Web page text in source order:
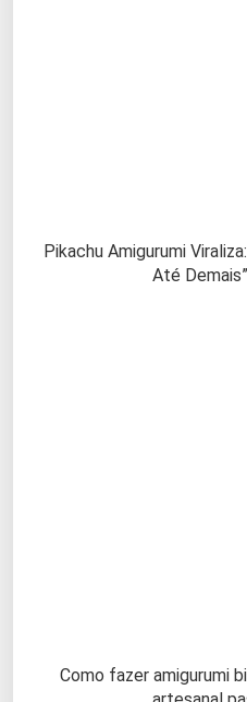
Pikachu Amigurumi
Até
Como fazer amigurumi